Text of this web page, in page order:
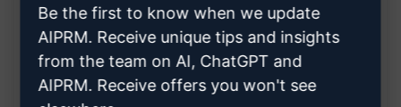
어 생성
강렬한 제목과 설명을 위한 아이디어 제공
다양한 종류의 콜 투 액션에 대한 자세한 설명을 확
Be the first to know when we update
AIPRM. Receive unique tips and insights
from the team on AI, ChatGPT and
AIPRM. Receive offers you won't see